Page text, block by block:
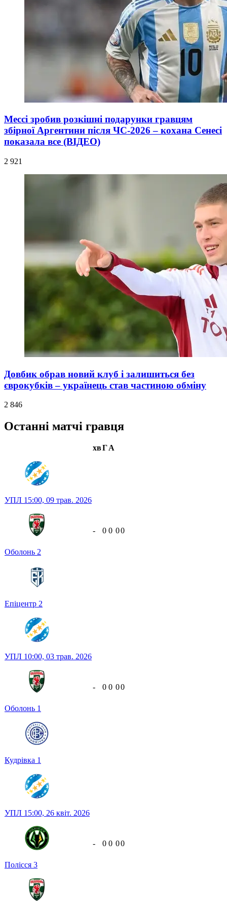
Мессі зробив розкішні подарунки гравцям
збірної Аргентини після ЧС-2026 – кохана Сенесі
показала все (ВІДЕО)
2 921
Довбик обрав новий клуб і залишиться без
єврокубків – українець став частиною обміну
2 846
Останні матчі гравця
хвГА
УПЛ 15:00, 09 трав. 2026
Оболонь 2
Епіцентр 2
- 0 0 00
УПЛ 10:00, 03 трав. 2026
Оболонь 1
Кудрівка 1
- 0 0 00
УПЛ 15:00, 26 квіт. 2026
Полісся 3
- 0 0 00